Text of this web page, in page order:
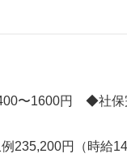
〜1600円 ◆社
235,200円（時給